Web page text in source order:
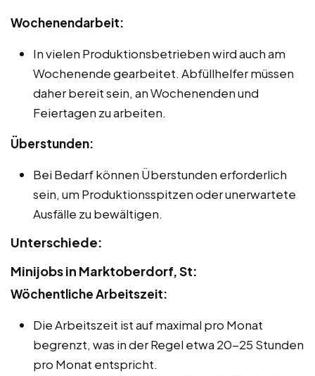
Wochenendarbeit:
In vielen Produktionsbetrieben wird auch am
Wochenende gearbeitet. Abfüllhelfer müssen
daher bereit sein, an Wochenenden und
Feiertagen zu arbeiten.
Überstunden:
Bei Bedarf können Überstunden erforderlich
sein, um Produktionsspitzen oder unerwartete
Ausfälle zu bewältigen.
Unterschiede:
Minijobs in Marktoberdorf, St:
Wöchentliche Arbeitszeit:
Die Arbeitszeit ist auf maximal pro Monat
begrenzt, was in der Regel etwa 20-25 Stunden
pro Monat entspricht.